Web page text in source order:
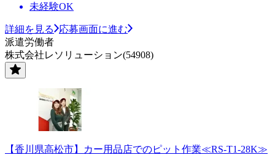
未経験OK
詳細を見る
応募画面に進む
派遣労働者
株式会社レソリューション(54908)
【香川県高松市】カー用品店でのピット作業≪RS-T1-28K≫